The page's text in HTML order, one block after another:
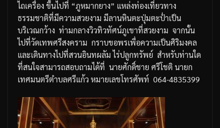
ไถเครื่อง ขึ้นไปที่ “ภูหมากยาง” แหล่งท่องเที่ยวทาง
ธรรมชาติที่มีความสวยงาม มีลานหินตะปุ่มตะป่ำเป็น
บริเวณกว้าง ท่ามกลางวิวทิวทัศน์ภูเขาที่สวยงาม จากนั้น
ไปที่วัดเทพศรีสงคราม กราบขอพรเพื่อความเป็นศิริมงคล
และเดินทางไปที่สวนอินทผลัม ไร่ปลูกทรัพย์ สำหรับท่านใด
ที่สนใจสามารถสอบถามได้ที่ นายศักดิ์ชาย ศรีโชติ นายก
เทศมนตรีตำบลศรีแก้ว หมายเลขโทรศัพท์ 064-4835399